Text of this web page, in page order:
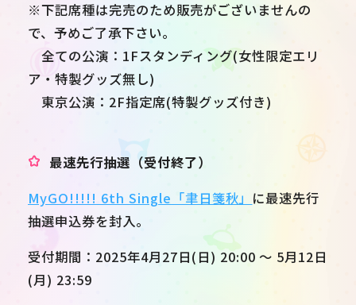
※下記席種は完売のため販売がございませんの
で、予めご了承下さい。
全ての公演：1Fスタンディング(女性限定エリ
ア・特製グッズ無し)
東京公演：2F指定席(特製グッズ付き)
最速先行抽選（受付終了）
MyGO!!!!! 6th Single「聿日箋秋」 に最速先行
抽選申込券を封入。
受付期間：2025年4月27日(日) 20:00 ～ 5月12日
(月) 23:59